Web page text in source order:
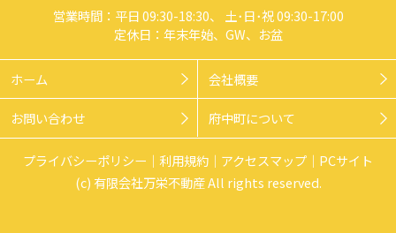
営業時間：平日 09:30-18:30、 土･日･祝 09:30-17:00
定休日：年末年始、GW、お盆
ホーム 会社概要
お問い合わせ 府中町について
プライバシーポリシー 利用規約 アクセスマップ
PCサイト
(c) 有限会社万栄不動産 All rights reserved.